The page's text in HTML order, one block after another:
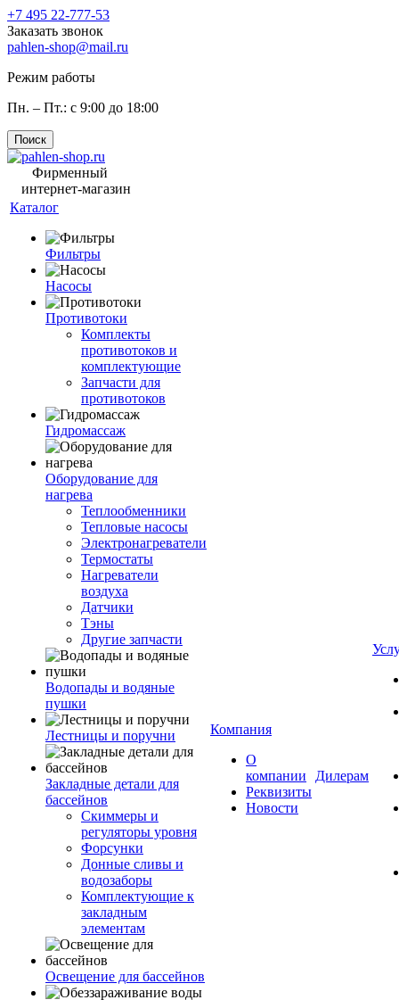
+7 495 22-777-53
Заказать звонок
pahlen-shop@mail.ru
Режим работы
Пн. – Пт.: с 9:00 до 18:00
Поиск
Фирменный
интернет-магазин
Каталог
Фильтры
Насосы
Противотоки
Комплекты
противотоков и
комплектующие
Запчасти для
противотоков
Гидромассаж
Оборудование для
нагрева
Теплообменники
Тепловые насосы
Электронагреватели
Термостаты
Нагреватели
воздуха
Датчики
Тэны
Другие запчасти
Водопады и водяные
пушки
Лестницы и поручни
Закладные детали для
бассейнов
Скиммеры и
регуляторы уровня
Форсунки
Донные сливы и
водозаборы
Комплектующие к
закладным
элементам
Освещение для бассейнов
Компания
О
компании
Реквизиты
Новости
Дилерам